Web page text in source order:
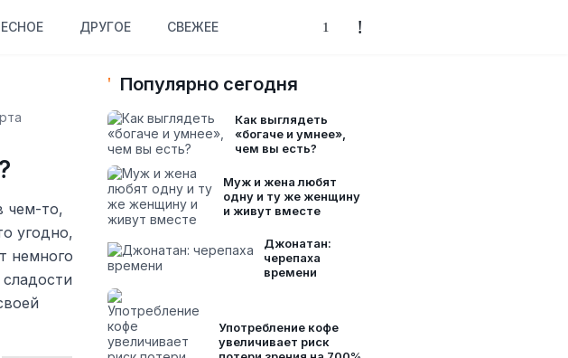
ДРУГОЕ СВЕЖЕЕ
чем-то,
угодно,
немного
Популярно сегодня
Как выглядеть
«богаче и умнее»,
чем вы есть?
Муж и жена любят
одну и ту же женщину
и живут вместе
Джонатан:
черепаха
времени
Употребление кофе
увеличивает риск